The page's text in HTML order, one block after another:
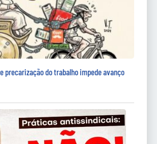
precarização do trabalho impede avanço